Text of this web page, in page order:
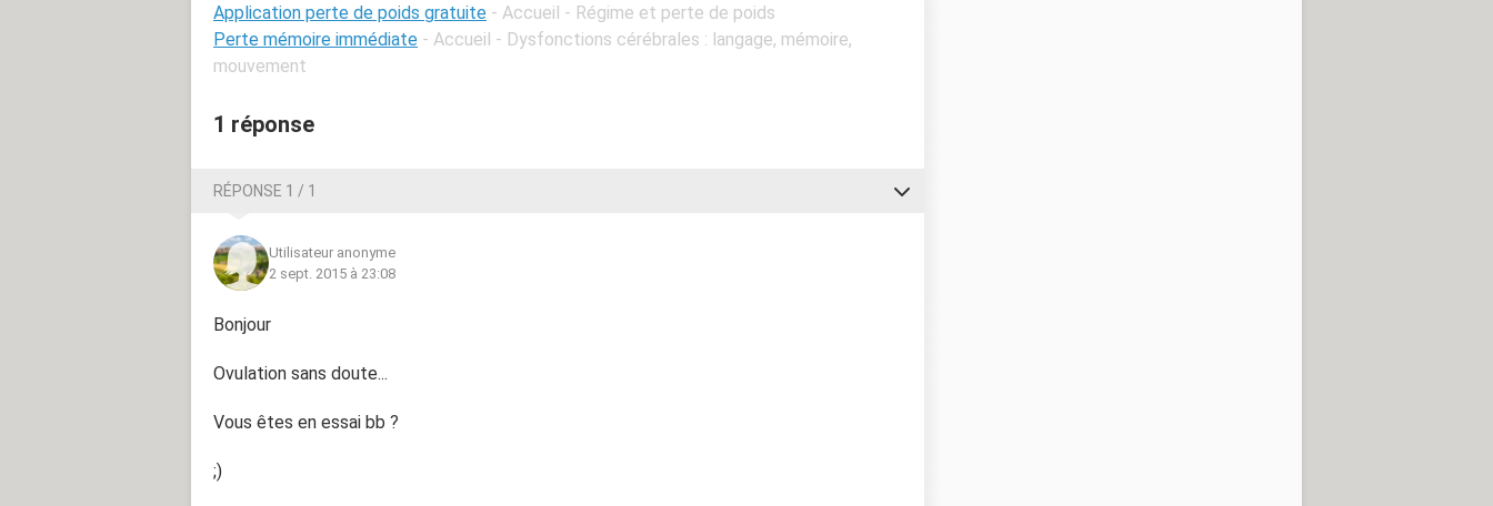
Application perte de poids gratuite - Accueil - Régime et perte de poids
Perte mémoire immédiate - Accueil - Dysfonctions cérébrales : langage, mémoire,
mouvement
1 réponse
RÉPONSE 1 / 1
Utilisateur anonyme
2 sept. 2015 à 23:08
Bonjour
Ovulation sans doute...
Vous êtes en essai bb ?
;)